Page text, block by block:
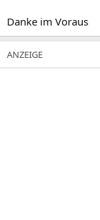
Danke im Voraus